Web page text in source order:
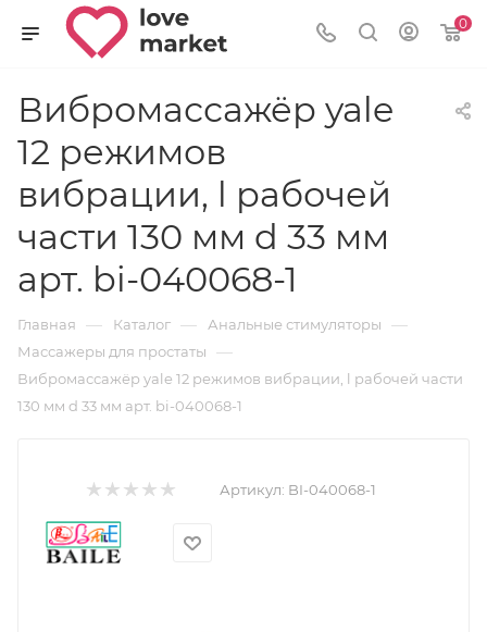
0
Вибромассажёр yale
12 режимов
вибрации, l рабочей
части 130 мм d 33 мм
арт. bi-040068-1
Главная — Каталог — Анальные стимуляторы —
Массажеры для простаты —
Вибромассажёр yale 12 режимов вибрации, l рабочей части
130 мм d 33 мм арт. bi-040068-1
Артикул: BI-040068-1